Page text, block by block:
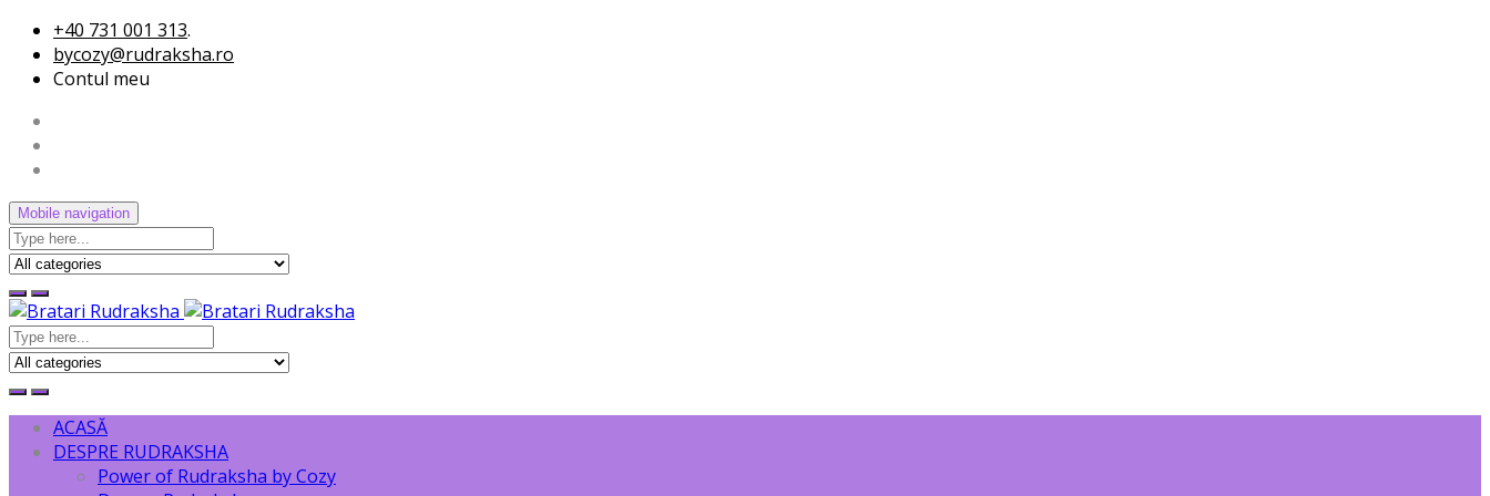
+40 731 001 313.
bycozy@rudraksha.ro
Contul meu
Mobile navigation
ACASĂ
DESPRE RUDRAKSHA
Power of Rudraksha by Cozy